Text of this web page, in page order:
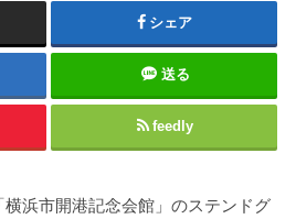
シェア
送る
feedly
横浜市開港記念会館」のステンドグ